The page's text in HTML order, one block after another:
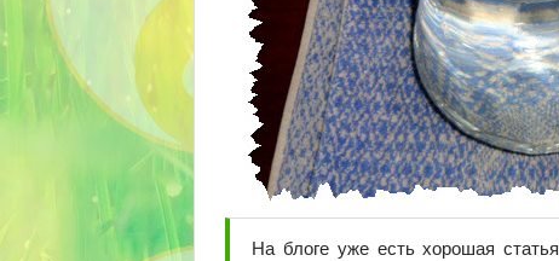
На блоге уже есть хорошая статья